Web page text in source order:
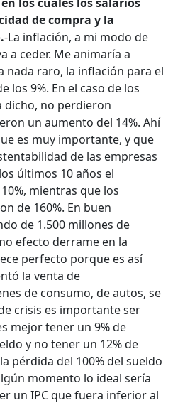
de compra y la
-La inflación, a mi modo de
a ceder. Me animaría a
nada raro, la inflación para el
los 9%. En el caso de los
dicho, no perdieron
un aumento del 14%. Ahí
es muy importante, y que
de las empresas
últimos 10 años el
mientras que los
de 160%. En buen
de 1.500 millones de
efecto derrame en la
perfecto porque es así
la venta de
de consumo, de autos, se
crisis es importante ser
mejor tener un 9% de
y no tener un 12% de
pérdida del 100% del sueldo
momento lo ideal sería
un IPC que fuera inferior al